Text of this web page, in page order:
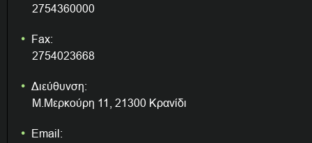
2754360000
Fax:
2754023668
Διεύθυνση:
Μ.Μερκούρη 11, 21300 Κρανίδι
Email: